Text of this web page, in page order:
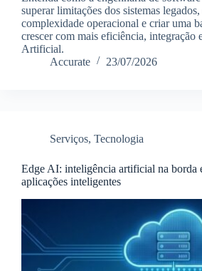
superar limitações dos sistemas
complexidade operacional e criar uma
crescer com mais eficiência, integração
Artificial.
Accurate
23/07/2026
Serviços, Tecnologia
Edge AI: inteligência artificial na borda
aplicações inteligentes